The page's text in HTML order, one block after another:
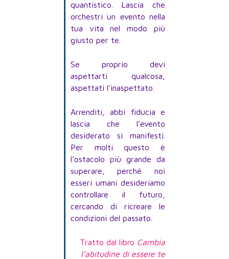
quantistico. Lascia che
orchestri un evento nella
tua vita nel modo più
giusto per te.
Se proprio devi
aspettarti qualcosa,
aspettati l’inaspettato.
Arrenditi, abbi fiducia e
lascia che l’evento
desiderato si manifesti.
Per molti questo è
l’ostacolo più grande da
superare, perché noi
esseri umani desideriamo
controllare il futuro,
cercando di ricreare le
condizioni del passato.
Tratto dal libro Cambia
l’abitudine di essere te